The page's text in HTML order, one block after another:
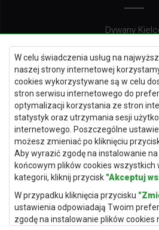
W celu świadczenia usług na
naszej strony internetowej
cookies wykorzystywane są w celu
stron serwisu internetowego do
optymalizacji korzystania ze stron
statystyk oraz utrzymania sesji
internetowego. Poszczególne
możesz zmieniać po kliknięciu
Aby wyrazić zgodę na instalowanie
końcowym plików cookies wszystkich
kategorii, kliknij przycisk "Akceptuj
W przypadku kliknięcia przycisku
ustawienia odpowiadają Twoim
zgodę na instalowanie plików
Dywany
Dywany
Dywany
Dywany
Dywany
Dywany
Dywany
Dywany